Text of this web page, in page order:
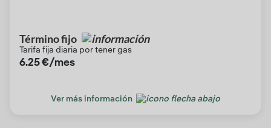
Término fijo
Tarifa fija diaria por tener gas
6.25€/mes
Ver más información